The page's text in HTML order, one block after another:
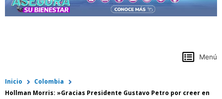
Menú
Inicio
Colombia
Hollman Morris: »Gracias Presidente Gustavo Petro por creer en